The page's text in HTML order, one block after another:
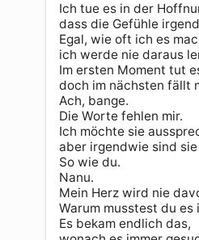
Ich tue es in der
dass die Gefühle
Egal, wie oft ich es
ich werde nie daraus
Im ersten Moment tut
doch im nächsten fällt
Ach, bange.
Die Worte fehlen mir.
Ich möchte sie
aber irgendwie sind
So wie du.
Nanu.
Mein Herz wird nie
Warum musstest du
Es bekam endlich das,